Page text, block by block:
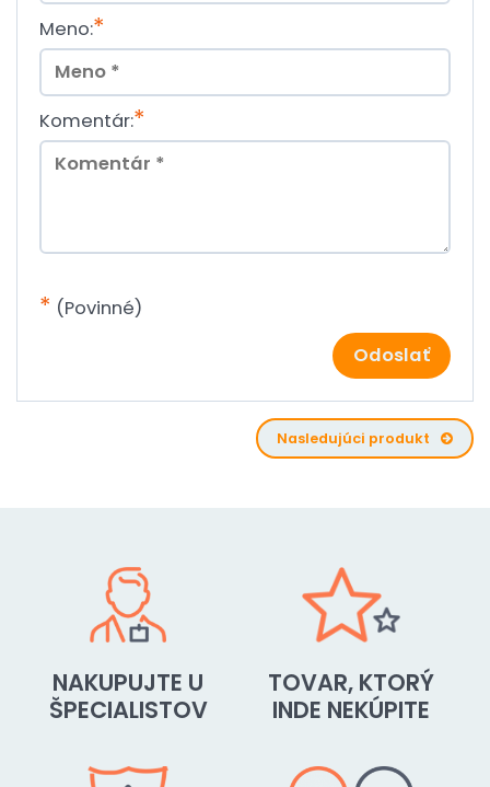
Meno:*
Komentár:*
* (Povinné)
Odoslať
Nasledujúci produkt
NAKUPUJTE U
ŠPECIALISTOV
TOVAR, KTORÝ
INDE NEKÚPITE